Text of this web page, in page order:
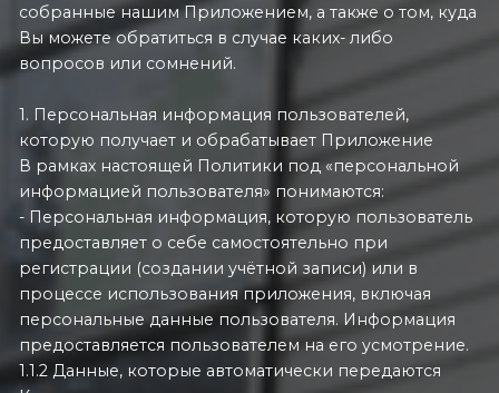
собранные нашим Приложением, а также о том, куда
Вы можете обратиться в случае каких- либо
вопросов или сомнений.
1. Персональная информация пользователей,
которую получает и обрабатывает Приложение
В рамках настоящей Политики под «персональной
информацией пользователя» понимаются:
- Персональная информация, которую пользователь
предоставляет о себе самостоятельно при
регистрации (создании учётной записи) или в
процессе использования приложения, включая
персональные данные пользователя. Информация
предоставляется пользователем на его усмотрение.
1.1.2 Данные, которые автоматически передаются